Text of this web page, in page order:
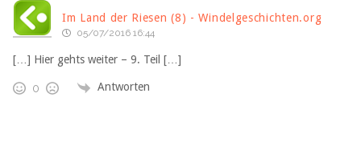
Im Land der Riesen (8) - Windelgeschichten.org
05/07/2016 16:44
[…] Hier gehts weiter – 9. Teil […]
0 Antworten